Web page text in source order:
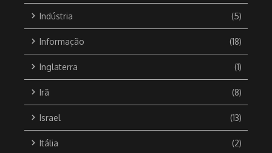
Indústria (5)
Informação (18)
Inglaterra (1)
Irã (8)
Israel (13)
Itália (2)